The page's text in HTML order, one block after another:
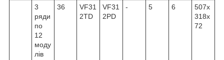
3
ряди
по
12
моду
лів
36
VF31
2TD
VF31
2PD
- 5 6
507x
318x
72